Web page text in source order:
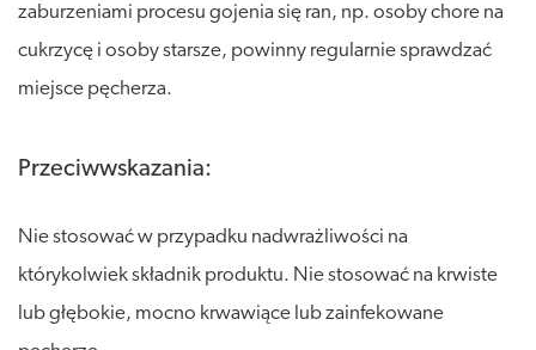
zaburzeniami procesu gojenia się ran, np. osoby chore na
cukrzycę i osoby starsze, powinny regularnie sprawdzać
miejsce pęcherza.
Przeciwwskazania:
Nie stosować w przypadku nadwrażliwości na
którykolwiek składnik produktu. Nie stosować na krwiste
lub głębokie, mocno krwawiące lub zainfekowane